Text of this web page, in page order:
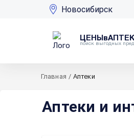
Новосибирск
поиск выгодных
Главная / Аптеки
Аптеки и